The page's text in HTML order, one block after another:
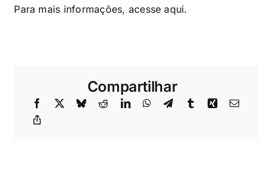
Para mais informações, acesseaqui.
Compartilhar